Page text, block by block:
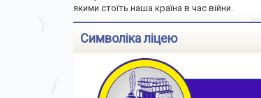
якими стоїть наша країна в час війни.
Символіка ліцею